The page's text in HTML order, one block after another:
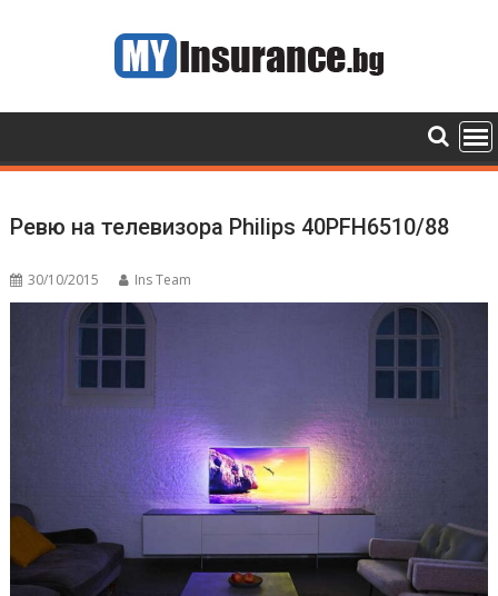
Ревю на телевизора Philips 40PFH6510/88
30/10/2015 Ins Team